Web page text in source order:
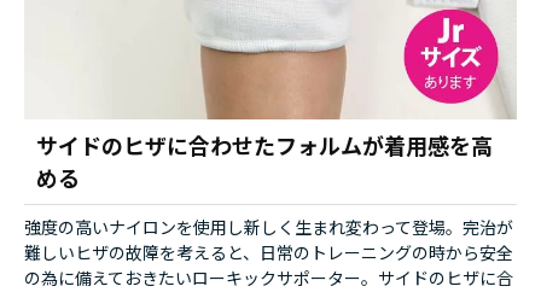
サイドのヒザに合わせたフォルムが着用感を高
める
強度の高いナイロンを使用し新しく生まれ変わって登場。完治が
難しいヒザの故障を考えると、日常のトレーニングの時から安全
の為に備えておきたいローキックサポーター。サイドのヒザに合